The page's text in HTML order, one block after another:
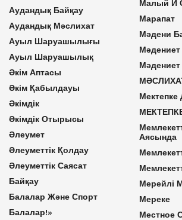
Аудандық Байқау
Аудандық Мәслихат
Ауыл Шаруашылығы
Ауыл Шаруашылық
Әкім Аптасы
Әкім Қабылдауы
Әкімдік
Әкімдік Отырысы
Әлеумет
Әлеуметтік Қолдау
Әлеуметтік Саясат
Байқау
Балалар Және Спорт
Балалар!»
Малый И
Марапат
Мәдени
Мәдениет
Мектепке
Аясында
Мерейлі
Мереке
Местное